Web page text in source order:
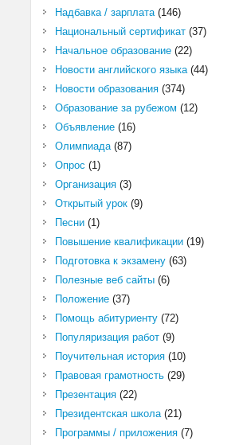
Надбавка / зарплата(146)
Национальный сертификат(37)
Начальное образование(22)
Новости английского языка(44)
Новости образования(374)
Образование за рубежом (12)
Объявление(16)
Олимпиада(87)
Опрос (1)
Организация(3)
Открытый урок(9)
Песни(1)
Повышение квалификации(19)
Подготовка к экзамену(63)
Полезные веб сайты(6)
Положение(37)
Помощь абитуриенту(72)
Популяризация работ(9)
Поучительная история(10)
Правовая грамотность(29)
Презентация(22)
Президентская школа(21)
Программы / приложения(7)